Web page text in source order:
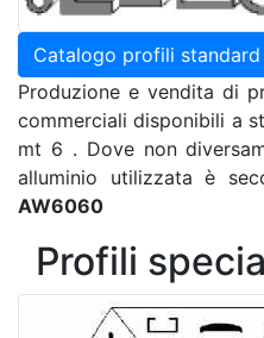
Catalogo profili standard
Produzione e vendita di
commerciali disponibili a
mt 6 . Dove non
alluminio utilizzata è
AW6060
Profili